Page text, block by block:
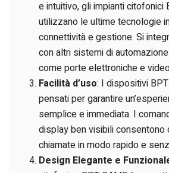
e intuitivo, gli impianti citofonici
utilizzano le ultime tecnologie
connettività e gestione. Si
con altri sistemi di
come porte elettroniche e
Facilità d’uso: I dispositivi
pensati per garantire
semplice e immediata. I
display ben visibili consentono
chiamate in modo rapido e
Design Elegante e